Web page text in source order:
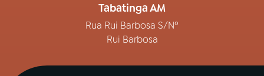
Tabatinga AM
Rua Rui Barbosa S/Nº
Rui Barbosa